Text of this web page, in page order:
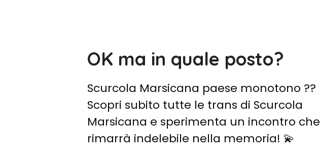
OK ma in quale posto?
Scurcola Marsicana paese monotono ??
Scopri subito tutte le trans di Scurcola
Marsicana e sperimenta un incontro che
rimarrà indelebile nella memoria! 💫